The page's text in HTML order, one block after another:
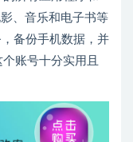
、音乐和电子书等
备份手机数据，并
账号十分实用且